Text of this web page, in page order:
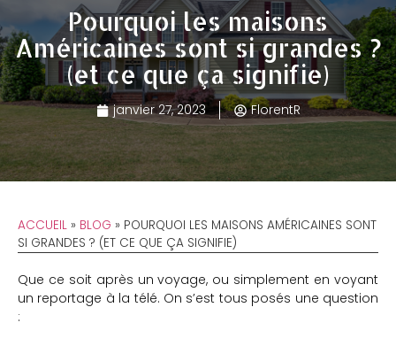
Pourquoi les maisons
Américaines sont si grandes ?
(et ce que ça signifie)
janvier 27, 2023 FlorentR
ACCUEIL » BLOG » POURQUOI LES MAISONS AMÉRICAINES SONT
SI GRANDES ? (ET CE QUE ÇA SIGNIFIE)
Que ce soit après un voyage, ou simplement en voyant
un reportage à la télé. On s’est tous posés une question
: